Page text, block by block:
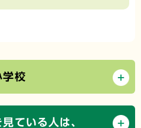
学校
ている人は、